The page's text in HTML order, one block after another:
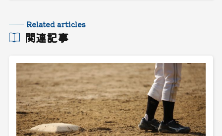
関連記事
Related articles